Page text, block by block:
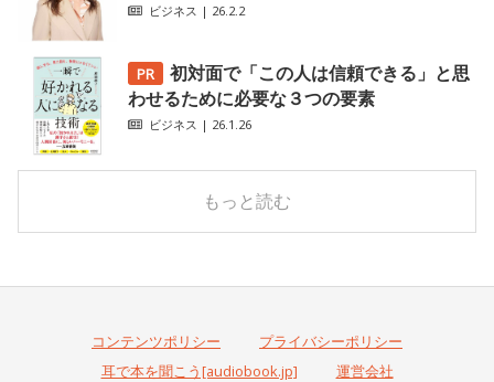
ビジネス | 26.2.2
初対面で「この人は信頼できる」と思
わせるために必要な３つの要素
ビジネス | 26.1.26
もっと読む
コンテンツポリシー
プライバシーポリシー
耳で本を聞こう[audiobook.jp]
運営会社